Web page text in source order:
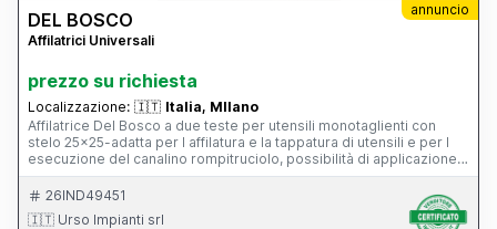
annuncio
DEL BOSCO
Affilatrici Universali
prezzo su richiesta
Localizzazione: 🇮🇹 Italia, MIlano
Affilatrice Del Bosco a due teste per utensili monotaglienti con
stelo 25x25-adatta per l affilatura e la tappatura di utensili e per l
esecuzione del canalino rompitruciolo, possibilità di applicazione
dell apparecchio per l affilatura di punte elicoidali.
26IND49451
🇮🇹 Urso Impianti srl